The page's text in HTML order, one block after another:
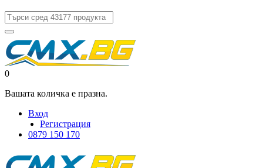
0
Вашата количка е празна.
Вход
Регистрация
0879 150 170